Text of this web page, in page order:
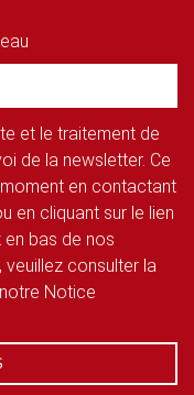
et le traitement de
de la newsletter. Ce
en contactant
en cliquant sur le lien
bas de nos
veuillez consulter la
Notice